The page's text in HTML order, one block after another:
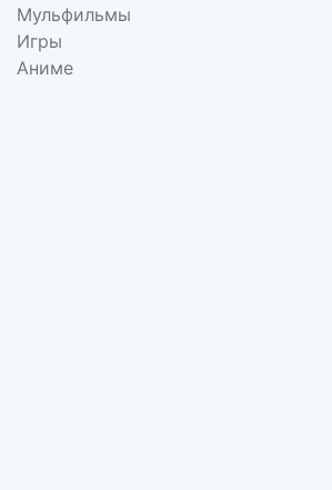
Мульфильмы
Игры
Аниме